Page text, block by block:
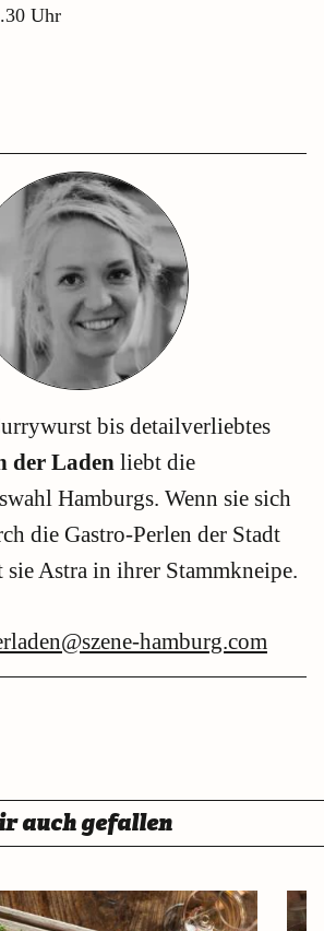
Uhr
bis detailverliebtes
der Laden liebt die
Hamburgs. Wenn sie sich
die Gastro-Perlen der Stadt
Astra in ihrer Stammkneipe.
hamburg.com
auch gefallen